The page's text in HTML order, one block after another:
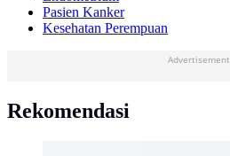
Pasien Kanker
Kesehatan Perempuan
Advertisement
Rekomendasi